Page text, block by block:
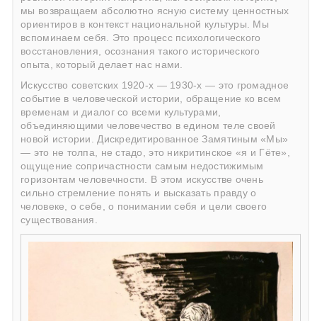
мы возвращаем абсолютно ясную систему ценностных
ориентиров в контекст национальной культуры. Мы
вспоминаем себя. Это процесс психологического
восстановления, осознания такого исторического
опыта, который делает нас нами.
Искусство советских 1920-х — 1930-х — это громадное
событие в человеческой истории, обращение ко всем
временам и диалог со всеми культурами,
объединяющими человечество в едином теле своей
новой истории. Дискредитированное Замятиным «Мы»
— это не толпа, не стадо, это никритинское «я и Гёте»,
ощущение сопричастности самым недостижимым
горизонтам человечности. В этом искусстве очень
сильно стремление понять и высказать правду о
человеке, о себе, о понимании себя и цели своего
существования.